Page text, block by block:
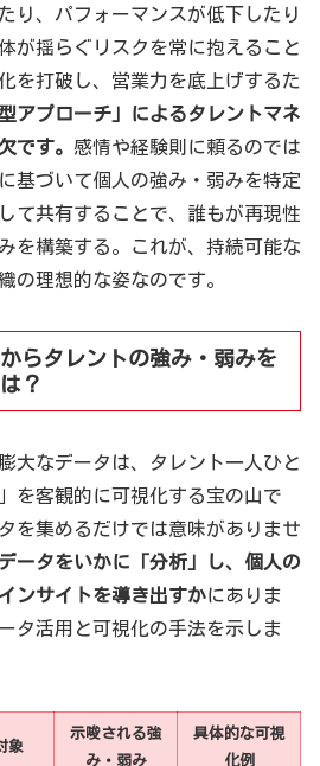
り、パフォーマンスが低下したり
が揺らぐリスクを常に抱えること
を打破し、営業力を底上げするた
アプローチ」によるタレントマネ
です。 感情や経験則に頼るのでは
基づいて個人の強み・弱みを特定
て共有することで、誰もが再現性
を構築する。これが、持続可能な
の理想的な姿なのです。
らタレントの強み・弱みを
？
大なデータは、タレント一人ひと
を客観的に可視化する宝の山で
を集めるだけでは意味がありませ
ータをいかに「分析」し、個人の
ンサイトを導き出すかにありま
タ活用と可視化の手法を示しま
象
示唆される強
み・弱み
具体的な可視
化例